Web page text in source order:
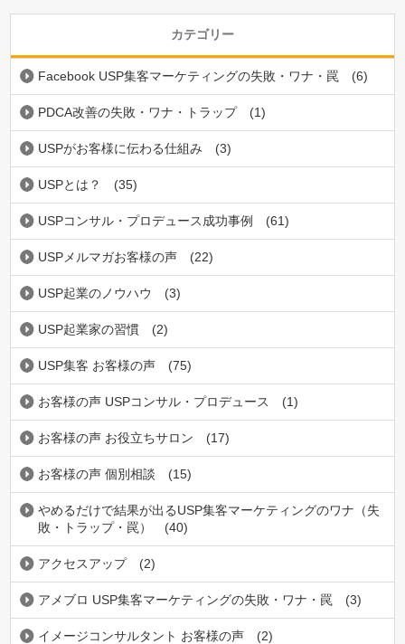
カテゴリー
Facebook USP集客マーケティングの失敗・ワナ・罠 (6)
PDCA改善の失敗・ワナ・トラップ (1)
USPがお客様に伝わる仕組み (3)
USPとは？ (35)
USPコンサル・プロデュース成功事例 (61)
USPメルマガお客様の声 (22)
USP起業のノウハウ (3)
USP起業家の習慣 (2)
USP集客 お客様の声 (75)
お客様の声 USPコンサル・プロデュース (1)
お客様の声 お役立ちサロン (17)
お客様の声 個別相談 (15)
やめるだけで結果が出るUSP集客マーケティングのワナ（失
敗・トラップ・罠）
(40)
アクセスアップ (2)
アメブロ USP集客マーケティングの失敗・ワナ・罠 (3)
イメージコンサルタント お客様の声 (2)